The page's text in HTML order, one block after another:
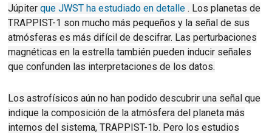
Júpiterque JWST ha estudiado en detalle . Los planetas de
TRAPPIST-1 son mucho más pequeños y la señal de sus
atmósferas es más difícil de descifrar. Las perturbaciones
magnéticas en la estrella también pueden inducir señales
que confunden las interpretaciones de los datos.
Los astrofísicos aún no han podido descubrir una señal que
indique la composición de la atmósfera del planeta más
internos del sistema, TRAPPIST-1b. Pero los estudios